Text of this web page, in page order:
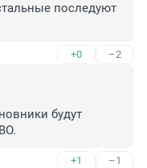
последуют
+0 –2
будут
+1 –1